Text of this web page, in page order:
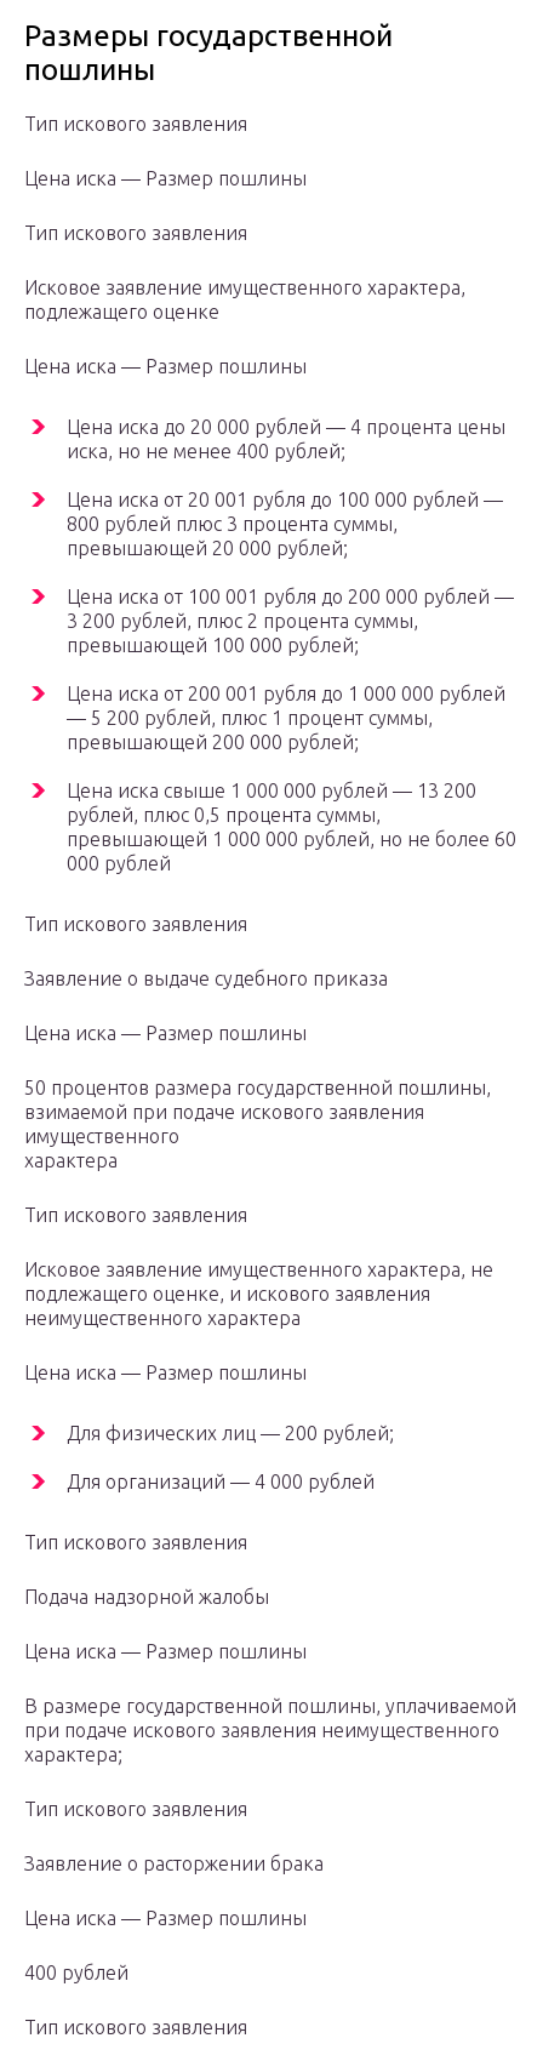
Размеры государственной
пошлины
Тип искового заявления
Цена иска — Размер пошлины
Тип искового заявления
Исковое заявление имущественного характера,
подлежащего оценке
Цена иска — Размер пошлины
Цена иска до 20 000 рублей — 4 процента цены
иска, но не менее 400 рублей;
Цена иска от 20 001 рубля до 100 000 рублей —
800 рублей плюс 3 процента суммы,
превышающей 20 000 рублей;
Цена иска от 100 001 рубля до 200 000 рублей —
3 200 рублей, плюс 2 процента суммы,
превышающей 100 000 рублей;
Цена иска от 200 001 рубля до 1 000 000 рублей
— 5 200 рублей, плюс 1 процент суммы,
превышающей 200 000 рублей;
Цена иска свыше 1 000 000 рублей — 13 200
рублей, плюс 0,5 процента суммы,
превышающей 1 000 000 рублей, но не более 60
000 рублей
Тип искового заявления
Заявление о выдаче судебного приказа
Цена иска — Размер пошлины
50 процентов размера государственной пошлины,
взимаемой при подаче искового заявления
имущественного
характера
Тип искового заявления
Исковое заявление имущественного характера, не
подлежащего оценке, и искового заявления
неимущественного характера
Цена иска — Размер пошлины
Для физических лиц — 200 рублей;
Для организаций — 4 000 рублей
Тип искового заявления
Подача надзорной жалобы
Цена иска — Размер пошлины
В размере государственной пошлины, уплачиваемой
при подаче искового заявления неимущественного
характера;
Тип искового заявления
Заявление о расторжении брака
Цена иска — Размер пошлины
400 рублей
Тип искового заявления